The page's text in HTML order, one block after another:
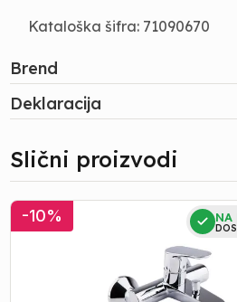
Kataloška šifra: 71090670
Brend
Deklaracija
Slični proizvodi
Baterija
za
-10% NA